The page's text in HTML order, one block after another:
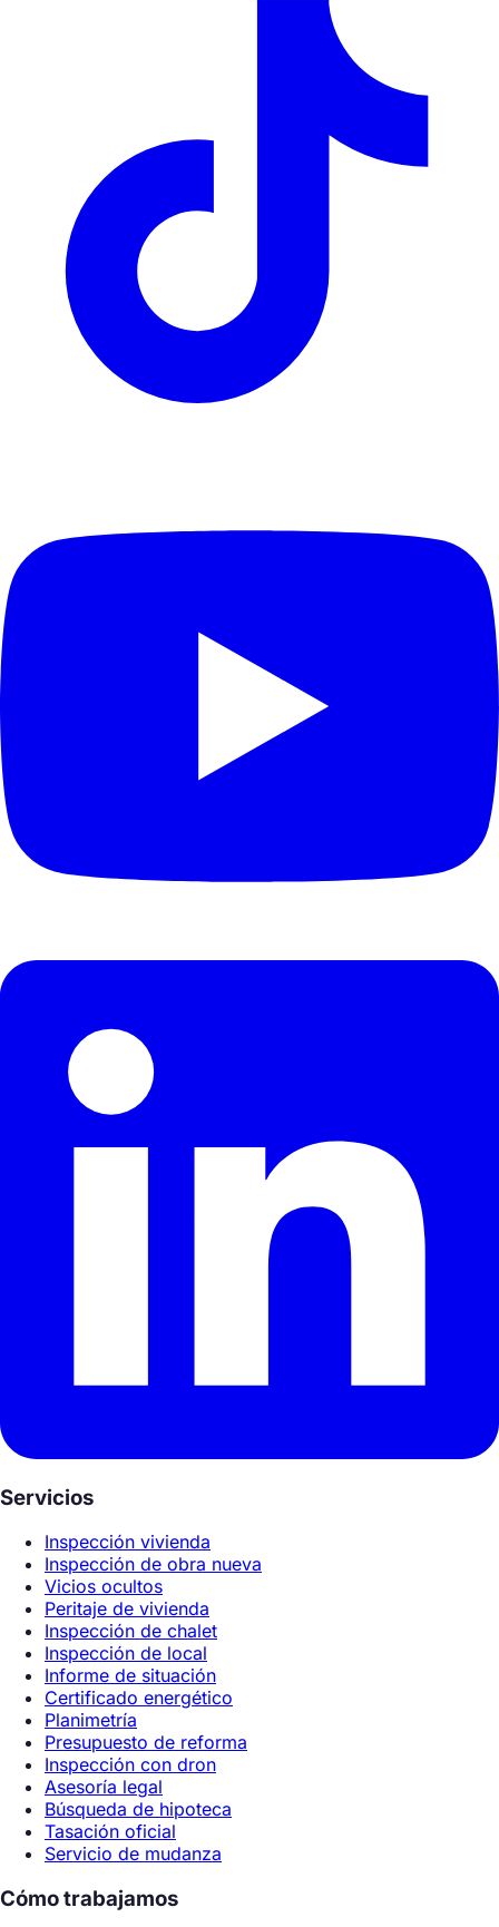
Servicios
Inspección vivienda
Inspección de obra nueva
Vicios ocultos
Peritaje de vivienda
Inspección de chalet
Inspección de local
Informe de situación
Certificado energético
Planimetría
Presupuesto de reforma
Inspección con dron
Asesoría legal
Búsqueda de hipoteca
Tasación oficial
Servicio de mudanza
Cómo trabajamos